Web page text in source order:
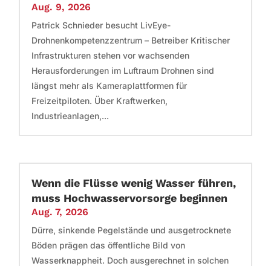
Aug. 9, 2026
Patrick Schnieder besucht LivEye-
Drohnenkompetenzzentrum – Betreiber Kritischer
Infrastrukturen stehen vor wachsenden
Herausforderungen im Luftraum Drohnen sind
längst mehr als Kameraplattformen für
Freizeitpiloten. Über Kraftwerken,
Industrieanlagen,...
Wenn die Flüsse wenig Wasser führen,
muss Hochwasservorsorge beginnen
Aug. 7, 2026
Dürre, sinkende Pegelstände und ausgetrocknete
Böden prägen das öffentliche Bild von
Wasserknappheit. Doch ausgerechnet in solchen